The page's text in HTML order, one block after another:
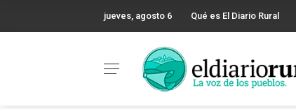
jueves, agosto 6 Qué es El Diario Rural